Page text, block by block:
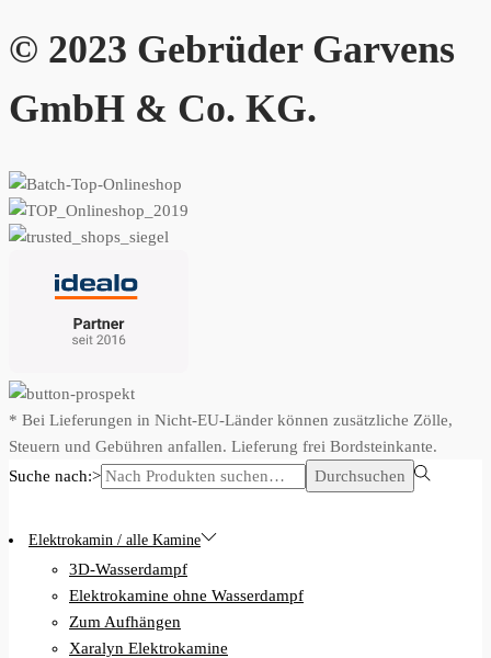
© 2023 Gebrüder Garvens
GmbH & Co. KG.
* Bei Lieferungen in Nicht-EU-Länder können zusätzliche Zölle,
Steuern und Gebühren anfallen. Lieferung frei Bordsteinkante.
Suche nach:>
Durchsuchen
Elektrokamin / alle Kamine
3D-Wasserdampf
Elektrokamine ohne Wasserdampf
Zum Aufhängen
Xaralyn Elektrokamine